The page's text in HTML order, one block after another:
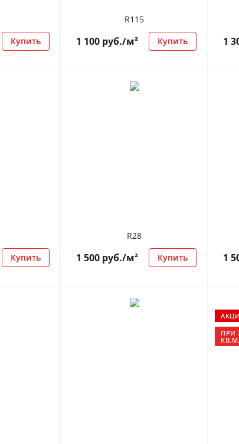
Купить
R115
1 100 руб./м² Купить 1
Купить
R28
1 500 руб./м² Купить 1
ПРИ